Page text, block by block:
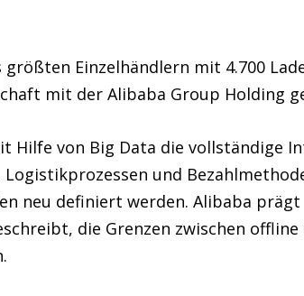
Einzelhändlern mit 4.700
mit der Alibaba Group Holding
Hilfe von Big Data die vollständige
und
neu definiert werden. Alibaba
die Grenzen zwischen